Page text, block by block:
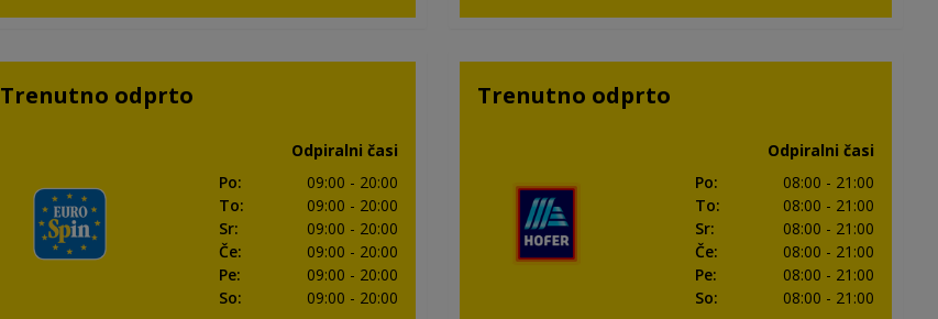
Trenutno odprto
Odpiralni časi
Po: 09:00 - 20:00
To: 09:00 - 20:00
Sr: 09:00 - 20:00
Če: 09:00 - 20:00
Pe: 09:00 - 20:00
So: 09:00 - 20:00
Trenutno odprto
Odpiralni časi
Po: 08:00 - 21:00
To: 08:00 - 21:00
Sr: 08:00 - 21:00
Če: 08:00 - 21:00
Pe: 08:00 - 21:00
So: 08:00 - 21:00